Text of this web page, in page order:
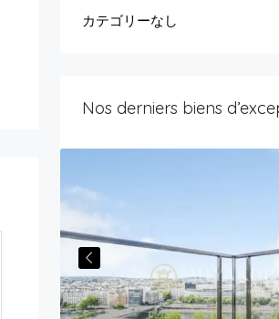
カテゴリーなし
Nos derniers biens